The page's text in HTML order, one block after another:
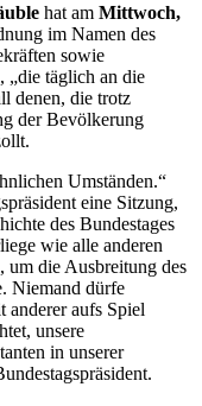
hat am Mittwoch,
im Namen des
sowie
„die täglich an die
denen, die trotz
der Bevölkerung
Umständen.“
eine Sitzung,
des Bundestages
wie alle anderen
um die Ausbreitung des
Niemand dürfe
anderer aufs Spiel
unsere
in unserer